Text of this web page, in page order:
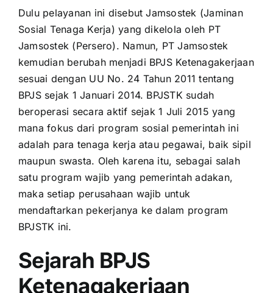
Dulu pelayanan ini disebut Jamsostek (Jaminan
Sosial Tenaga Kerja) yang dikelola oleh PT
Jamsostek (Persero). Namun, PT Jamsostek
kemudian berubah menjadi BPJS Ketenagakerjaan
sesuai dengan UU No. 24 Tahun 2011 tentang
BPJS sejak 1 Januari 2014. BPJSTK sudah
beroperasi secara aktif sejak 1 Juli 2015 yang
mana fokus dari program sosial pemerintah ini
adalah para tenaga kerja atau pegawai, baik sipil
maupun swasta. Oleh karena itu, sebagai salah
satu program wajib yang pemerintah adakan,
maka setiap perusahaan wajib untuk
mendaftarkan pekerjanya ke dalam program
BPJSTK ini.
Sejarah BPJS
Ketenagakerjaan